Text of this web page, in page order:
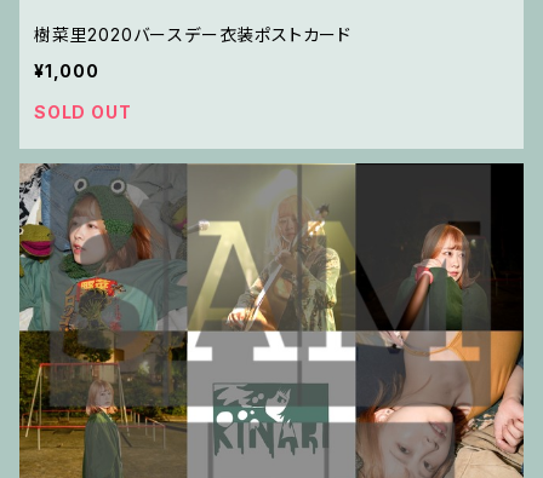
樹菜里2020バースデー衣装ポストカード
¥1,000
SOLD OUT